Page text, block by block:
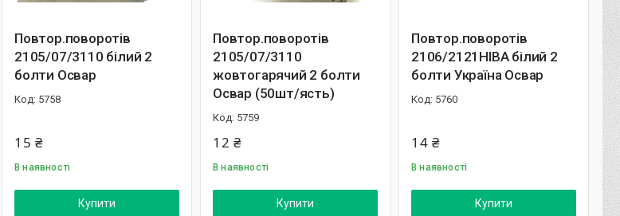
Повтор.поворотів
2105/07/3110 білий 2
болти Освар
5758
15 ₴
В наявності
Купити
Повтор.поворотів
2105/07/3110
жовтогарячий 2 болти
Освар (50шт/ясть)
5759
12 ₴
В наявності
Купити
Повтор.поворотів
2106/2121НІВА білий 2
болти Україна Освар
5760
14 ₴
В наявності
Купити